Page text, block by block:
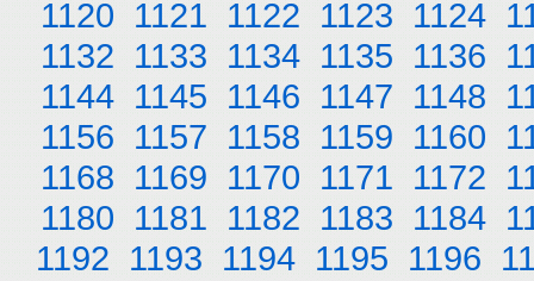
1120 1121 1122 1123 1124
1132 1133 1134 1135 1136
1144 1145 1146 1147 1148
1156 1157 1158 1159 1160
1168 1169 1170 1171 1172
1180 1181 1182 1183 1184
1192 1193 1194 1195 1196